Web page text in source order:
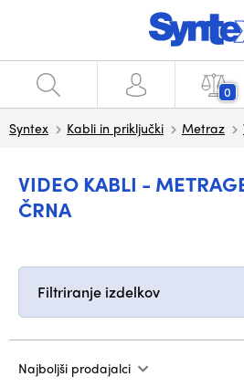
0
Syntex Kabli in priključki Metraz
VIDEO KABLI -
ČRNA
Filtriranje izdelkov
Najboljši prodajalci